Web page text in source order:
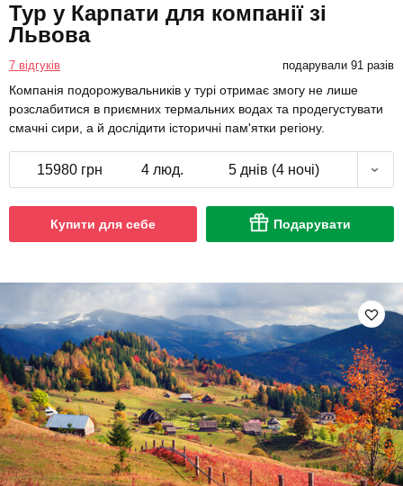
Тур у Карпати для компанії зі
Львова
7 відгуків подарували 91 разів
Компанія подорожувальників у турі отримає змогу не лише
розслабитися в приємних термальних водах та продегустувати
смачні сири, а й дослідити історичні пам'ятки регіону.
15980 грн 4 люд. 5 днів (4 ночі)
Купити для себе Подарувати